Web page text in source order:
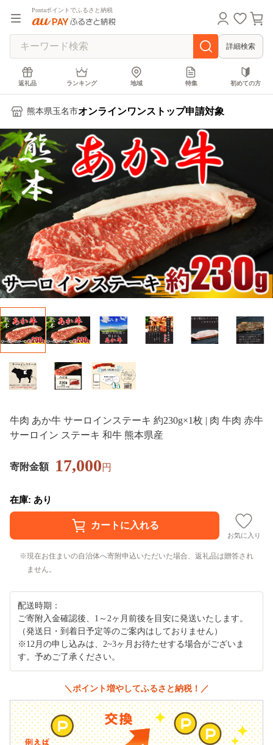
Pontaポイントでふるさと納税
詳細検索
返礼品 ランキング 地域 特集 初めての方
熊本県玉名市オンラインワンストップ申請対象
牛肉 あか牛 サーロインステーキ 約230g×1枚 | 肉 牛肉 赤牛
サーロイン ステーキ 和牛 熊本県産
寄附金額 17,000円
在庫: あり
お気に入り
現在お住まいの自治体へ寄附申込いただいた場合、返礼品は贈答され
ません。
配送時期：
ご寄附入金確認後、1～2ヶ月前後を目安に発送いたします。
（発送日・到着日予定等のご案内はしておりません）
※12月の申し込みは、2~3ヶ月お待たせする場合がございま
す。予めご了承ください。
＼ポイント増やしてふるさと納税！／